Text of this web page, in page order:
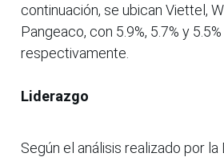
continuación, se ubican Viettel,
Pangeaco, con 5.9%, 5.7% y
respectivamente.
Liderazgo
Según el análisis realizado por